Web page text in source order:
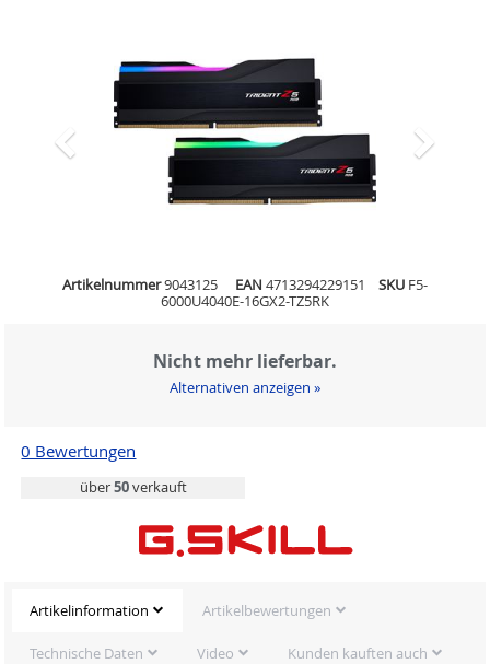
Artikelnummer9043125 EAN 4713294229151 SKU F5-
6000U4040E-16GX2-TZ5RK
Nicht mehr lieferbar.
Alternativen anzeigen »
0 Bewertungen
über50verkauft
Artikelinformation Artikelbewertungen
Technische Daten Video Kunden kauften auch